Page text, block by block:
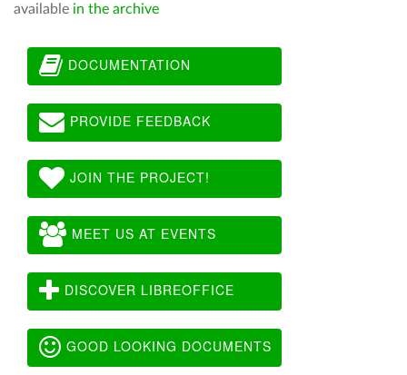
available in the archive
DOCUMENTATION
PROVIDE FEEDBACK
JOIN THE PROJECT!
MEET US AT EVENTS
DISCOVER LIBREOFFICE
GOOD LOOKING DOCUMENTS